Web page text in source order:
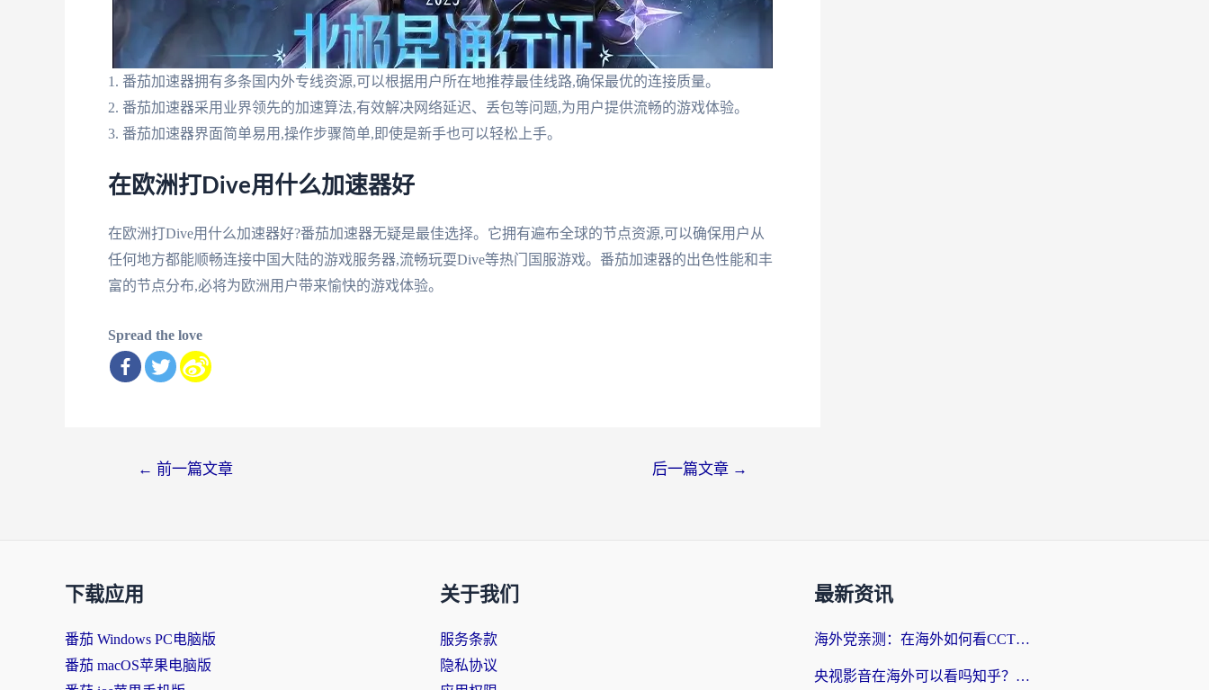
1. 番茄加速器拥有多条国内外专线资源,可以根据用户所在地推荐最佳线路,确保最优的连接质量。
2. 番茄加速器采用业界领先的加速算法,有效解决网络延迟、丢包等问题,为用户提供流畅的游戏体验。
3. 番茄加速器界面简单易用,操作步骤简单,即使是新手也可以轻松上手。
在欧洲打Dive用什么加速器好
在欧洲打Dive用什么加速器好?番茄加速器无疑是最佳选择。它拥有遍布全球的节点资源,可以确保用户从
任何地方都能顺畅连接中国大陆的游戏服务器,流畅玩耍Dive等热门国服游戏。番茄加速器的出色性能和丰
富的节点分布,必将为欧洲用户带来愉快的游戏体验。
Spread the love
← 前一篇文章 后一篇文章 →
下载应用
番茄 Windows PC电脑版
番茄 macOS苹果电脑版
关于我们
服务条款
隐私协议
最新资讯
海外党亲测：在海外如何看CCTV？告别“仅限大陆播放”的实用指南
央视影音在海外可以看吗知乎？留学生亲测：3步解决地域限制+追剧自由